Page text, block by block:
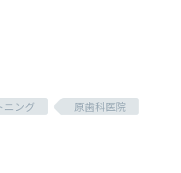
ニング
原歯科医院